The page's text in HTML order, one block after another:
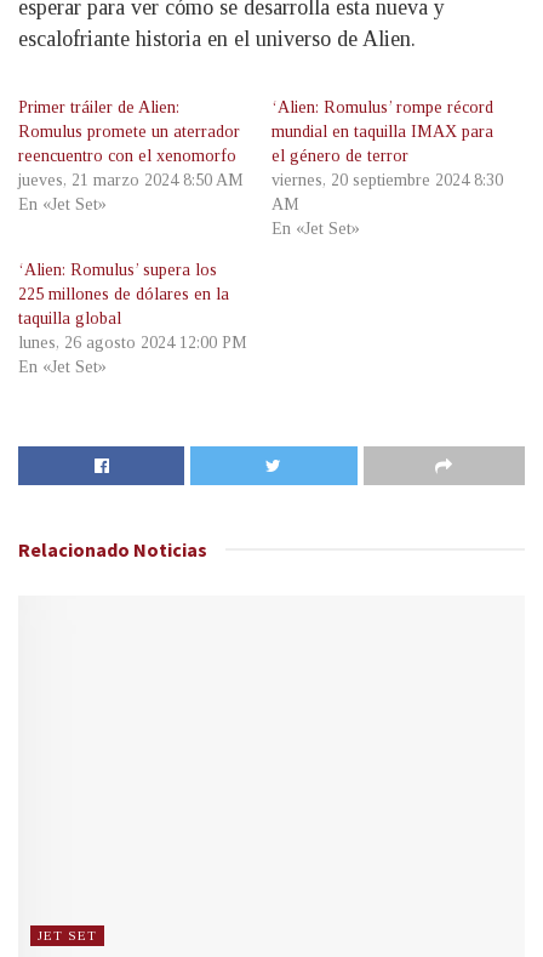
esperar para ver cómo se desarrolla esta nueva y
escalofriante historia en el universo de Alien.
Primer tráiler de Alien:
Romulus promete un aterrador
reencuentro con el xenomorfo
jueves, 21 marzo 2024 8:50 AM
En «Jet Set»
‘Alien: Romulus’ rompe récord
mundial en taquilla IMAX para
el género de terror
viernes, 20 septiembre 2024 8:30
AM
En «Jet Set»
‘Alien: Romulus’ supera los
225 millones de dólares en la
taquilla global
lunes, 26 agosto 2024 12:00 PM
En «Jet Set»
Relacionado Noticias
JET SET